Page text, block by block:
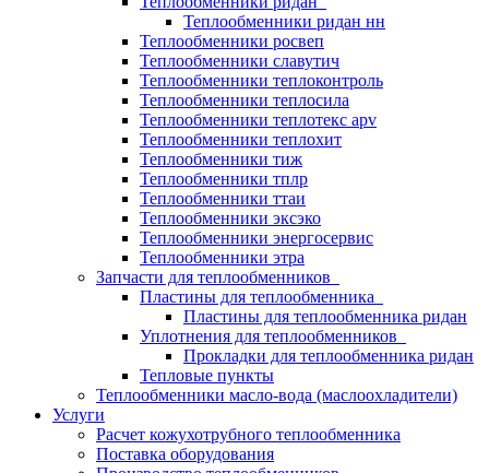
Теплообменники ридан нн
Теплообменники росвеп
Теплообменники славутич
Теплообменники теплоконтроль
Теплообменники теплосила
Теплообменники теплотекс apv
Теплообменники теплохит
Теплообменники тиж
Теплообменники тплр
Теплообменники ттаи
Теплообменники эксэко
Теплообменники энергосервис
Теплообменники этра
Запчасти для теплообменников
Пластины для теплообменника
Пластины для теплообменника ридан
Уплотнения для теплообменников
Прокладки для теплообменника ридан
Тепловые пункты
Теплообменники масло-вода (маслоохладители)
Услуги
Расчет кожухотрубного теплообменника
Поставка оборудования